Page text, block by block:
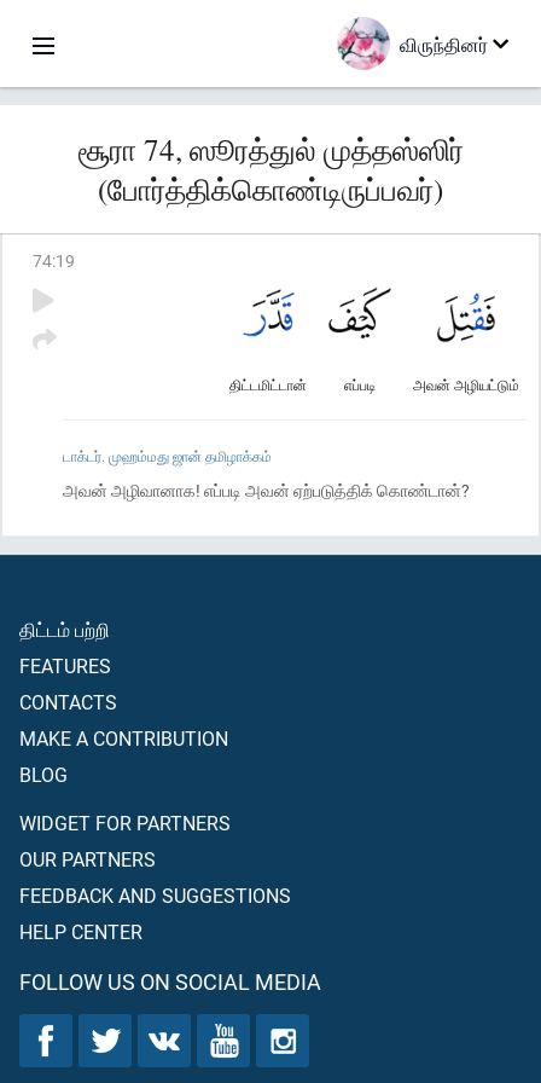
விருந்தினர்
சூரா 74, ஸூரத்துல் முத்தஸ்ஸிர்
(போர்த்திக்கொண்டிருப்பவர்)
74:19
அவன் அழியட்டும்
எப்படி
திட்டமிட்டான்
டாக்டர். முஹம்மது ஜான் தமிழாக்கம்
அவன் அழிவானாக! எப்படி அவன் ஏற்படுத்திக் கொண்டான்?
திட்டம் பற்றி
FEATURES
CONTACTS
MAKE A CONTRIBUTION
BLOG
WIDGET FOR PARTNERS
OUR PARTNERS
FEEDBACK AND SUGGESTIONS
HELP CENTER
FOLLOW US ON SOCIAL MEDIA